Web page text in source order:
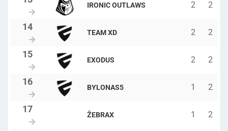
IRONIC OUTLAWS 2 2
TEAM XD 2 2
EXODUS 2 2
BYLONAS5 1 2
ŽEBRAX 1 2